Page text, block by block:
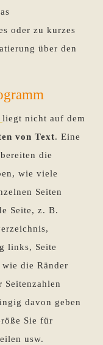
oder zu kurzes
über den
liegt nicht auf dem
von Text. Eine
die
wie viele
Seiten
Seite, z. B.
links, Seite
die Ränder
davon geben
Sie für
usw.